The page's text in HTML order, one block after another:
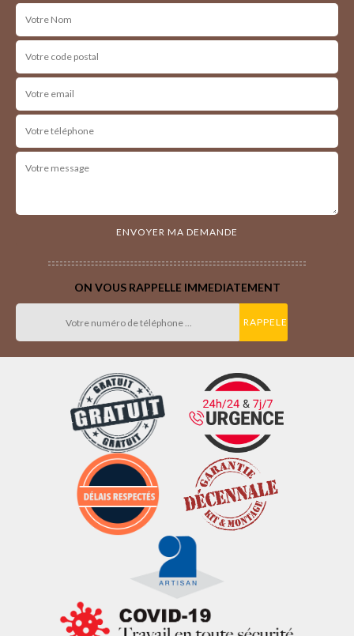
ON VOUS RAPPELLE IMMEDIATEMENT